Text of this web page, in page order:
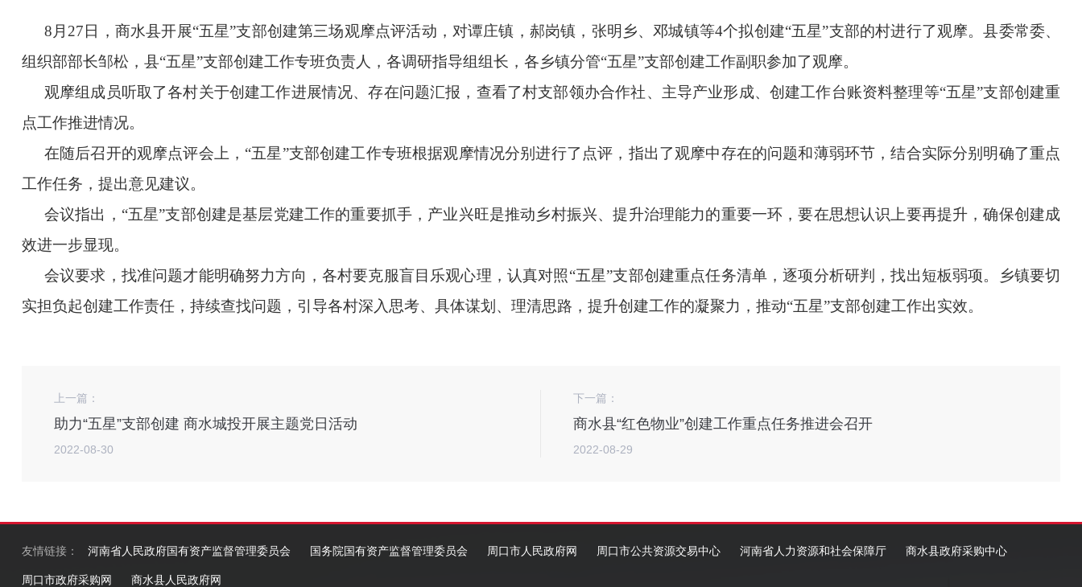
8 月 27 日，商水县开展“五星”支部创建第三场观摩点评活动，对谭庄镇，郝岗镇，张明乡、邓城镇等4个拟创建“五星”支部的村进行了观摩。县委常委、
组织部部长邹松，县“五星”支部创建工作专班负责人，各调研指导组组长，各乡镇分管“五星”支部创建工作副职参加了观摩。
观摩组成员听取了各村关于创建工作进展情况、存在问题汇报，查看了村支部领办合作社、主导产业形成、创建工作台账资料整理等“五星”支部创建重
点工作推进情况。
在随后召开的观摩点评会上，“五星”支部创建工作专班根据观摩情况分别进行了点评，指出了观摩中存在的问题和薄弱环节，结合实际分别明确了重点
工作任务，提出意见建议。
会议指出，“五星”支部创建是基层党建工作的重要抓手，产业兴旺是推动乡村振兴、提升治理能力的重要一环，要在思想认识上要再提升，确保创建成
效进一步显现。
会议要求，找准问题才能明确努力方向，各村要克服盲目乐观心理，认真对照“五星”支部创建重点任务清单，逐项分析研判，找出短板弱项。乡镇要切
实担负起创建工作责任，持续查找问题，引导各村深入思考、具体谋划、理清思路，提升创建工作的凝聚力，推动“五星”支部创建工作出实效。
上一篇：
助力“五星”支部创建 商水城投开展主题党日活动
2022-08-30
下一篇：
商水县“红色物业”创建工作重点任务推进会召开
2022-08-29
友情链接： 河南省人民政府国有资产监督管理委员会 国务院国有资产监督管理委员会 周口市人民政府网 周口市公共资源交易中心 河南省人力资源和社会保障厅 商水县政府采购中心
周口市政府采购网 商水县人民政府网